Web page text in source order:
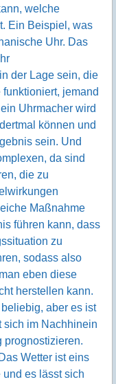
welche
Ein Beispiel, was
Uhr. Das
der Lage sein, die
jemand
Uhrmacher wird
können und
sein. Und
da sind
die zu
Maßnahme
führen kann, dass
zu
sodass also
eben diese
herstellen kann.
aber es ist
sich im Nachhinein
prognostizieren.
Wetter ist eins
es lässt sich